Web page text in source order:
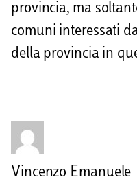
provincia, ma
comuni interessati
della provincia in
Vincenzo Emanuele